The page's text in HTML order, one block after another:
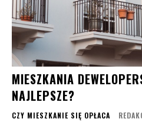
MIESZKANIA
NAJLEPSZE?
CZY MIESZKANIE SIĘ OPŁACA